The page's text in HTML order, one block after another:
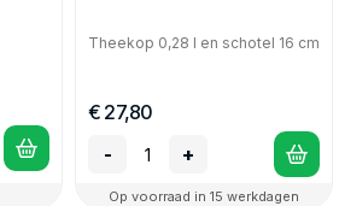
Theekop 0,28 l en schotel 16 cm
€ 27,80
-
+
Op voorraad in 15 werkdagen